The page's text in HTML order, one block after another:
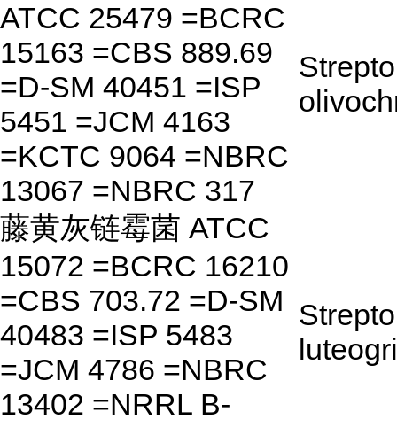
ATCC 25479 =BCRC
15163 =CBS 889.69
=D-SM 40451 =ISP
5451 =JCM 4163
=KCTC 9064 =NBRC
13067 =NBRC 317
藤黄灰链霉菌 ATCC
15072 =BCRC 16210
=CBS 703.72 =D-SM
40483 =ISP 5483
=JCM 4786 =NBRC
13402 =NRRL B-